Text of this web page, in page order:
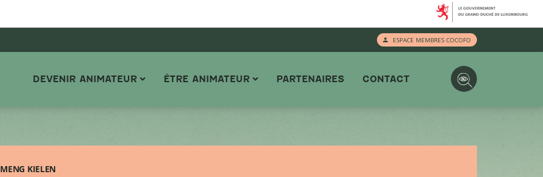
ESPACE MEMBRES COCOFO
DEVENIR ANIMATEUR ÊTRE ANIMATEUR PARTENAIRES CONTACT
KIELEN